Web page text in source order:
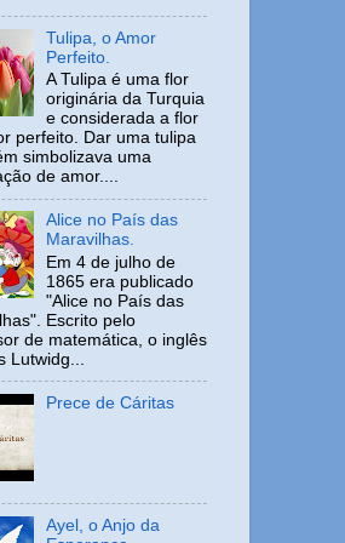
Tulipa, o Amor
Perfeito.
A Tulipa é uma flor
originária da Turquia
e considerada a flor
perfeito. Dar uma tulipa
simbolizava uma
de amor....
Alice no País das
Maravilhas.
Em 4 de julho de
1865 era publicado
"Alice no País das
Escrito pelo
de matemática, o inglês
Lutwidg...
Prece de Cáritas
Ayel, o Anjo da